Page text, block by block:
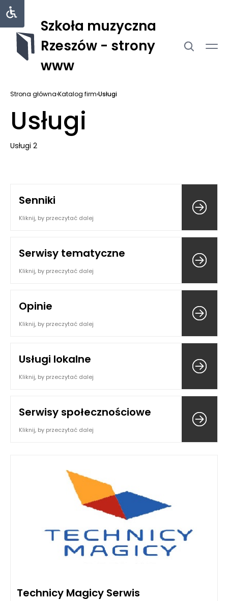
Szkoła muzyczna
Rzeszów - strony
www
Strona główna›Katalog firm›Usługi
Usługi
Usługi 2
Senniki
Kliknij, by przeczytać dalej
Serwisy tematyczne
Kliknij, by przeczytać dalej
Opinie
Kliknij, by przeczytać dalej
Usługi lokalne
Kliknij, by przeczytać dalej
Serwisy społecznościowe
Kliknij, by przeczytać dalej
Technicy Magicy Serwis